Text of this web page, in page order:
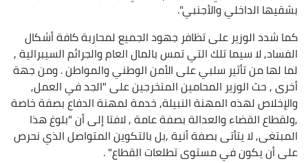
بشقيها الداخلي والأجنبي".
كما شدد الوزير على تظافر جهود الجميع لمحاربة كافة أشكال
الفساد, لا سيما تلك التي تمس بالمال العام والجرائم السيبرالية ,
لما لها من تأثير سلبي على الأمن الوطني والمواطن . ومن جهة
أخرى , حث الوزير المحامين المتخرجين على "الجد في العمل,
والإخلاص لهذه المهنة النبيلة, خدمة لمهنة الدفاع بصفة خاصة
,ولقطاع القضاء والعدالة بصفة عامة , لافتا إلى أن "بلوغ هذا
المبتغى, لا يتأتى بصفة أنية ,بل بالتكوين المتواصل الذي نحرص
على أن يكون في مستوى تطلعات القطاع" .